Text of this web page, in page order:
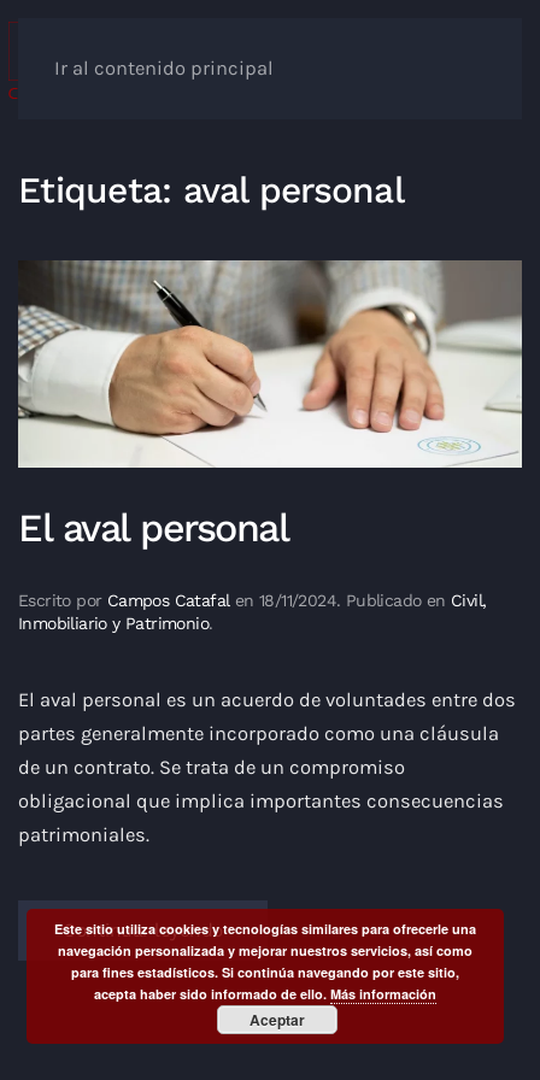
Ir al contenido principal
Etiqueta: aval personal
El aval personal
Escrito por Campos Catafal en18/11/2024. Publicado en Civil,
Inmobiliario y Patrimonio.
El aval personal es un acuerdo de voluntades entre dos
partes generalmente incorporado como una cláusula
de un contrato. Se trata de un compromiso
obligacional que implica importantes consecuencias
patrimoniales.
Continuar leyendo
Este sitio utiliza cookies y tecnologías similares para ofrecerle una
navegación personalizada y mejorar nuestros servicios, así como
para fines estadísticos. Si continúa navegando por este sitio,
acepta haber sido informado de ello.Más información
Aceptar